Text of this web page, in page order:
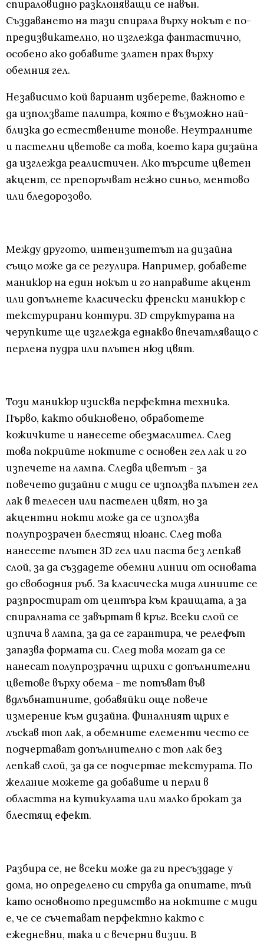
спираловидно разклоняващи се навън.
Създаването на тази спирала върху нокът е по-
предизвикателно, но изглежда фантастично,
особено ако добавите златен прах върху
обемния гел.
Независимо кой вариант изберете, важното е
да използвате палитра, която е възможно най-
близка до естествените тонове. Неутралните
и пастелни цветове са това, което кара дизайна
да изглежда реалистичен. Ако търсите цветен
акцент, се препоръчват нежно синьо, ментово
или бледорозово.
Между другото, интензитетът на дизайна
също може да се регулира. Например, добавете
маникюр на един нокът и го направите акцент
или допълнете класически френски маникюр с
текстурирани контури. 3D структурата на
черупките ще изглежда еднакво впечатляващо с
перлена пудра или плътен нюд цвят.
Този маникюр изисква перфектна техника.
Първо, както обикновено, обработете
кожичките и нанесете обезмаслител. След
това покрийте ноктите с основен гел лак и го
изпечете на лампа. Следва цветът - за
повечето дизайни с миди се използва плътен гел
лак в телесен или пастелен цвят, но за
акцентни нокти може да се използва
полупрозрачен блестящ нюанс. След това
нанесете плътен 3D гел или паста без лепкав
слой, за да създадете обемни линии от основата
до свободния ръб. За класическа мида линиите се
разпростират от центъра към краищата, а за
спиралната се завъртат в кръг. Всеки слой се
изпича в лампа, за да се гарантира, че релефът
запазва формата си. След това могат да се
нанесат полупрозрачни щрихи с допълнителни
цветове върху обема - те потъват във
вдлъбнатините, добавяйки още повече
измерение към дизайна. Финалният щрих е
лъскав топ лак, а обемните елементи често се
подчертават допълнително с топ лак без
лепкав слой, за да се подчертае текстурата. По
желание можете да добавите и перли в
областта на кутикулата или малко брокат за
блестящ ефект.
Разбира се, не всеки може да ги пресъздаде у
дома, но определено си струва да опитате, тъй
като основното предимство на ноктите с миди
е, че се съчетават перфектно както с
ежедневни, така и с вечерни визии. В